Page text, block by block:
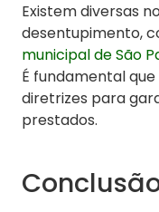
Existem diversas
desentupimento,
municipal de São
É fundamental
diretrizes para
prestados.